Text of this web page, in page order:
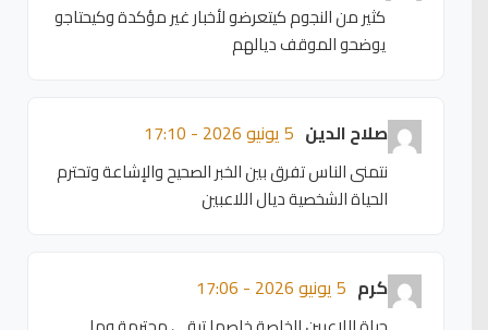
كثير من النجوم كيتعرضو لأخبار غير مؤكدة وكيحتاجو
يوضحو الموقف ديالهم
صلاح الدين 5 يونيو 2026 - 17:10
نتمنى الناس تفرق بين الخبر الصحيح والإشاعة وتحترم
الحياة الشخصية ديال اللاعبين
كرم 5 يونيو 2026 - 17:06